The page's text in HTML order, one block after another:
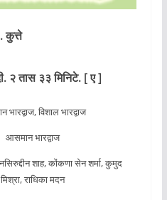
कुत्ते
२ तास ३३ मिनिटे. [ ए ]
भारद्वाज, विशाल भारद्वाज
आसमान भारद्वाज
शाह, कोंकणा सेन शर्मा, कुमुद
मिश्रा, राधिका मदन